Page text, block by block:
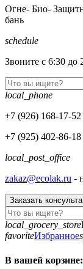
Огне- Био-
бань
schedule
Звоните с 6:30 до
local_phone
+7 (926) 168-17-52
+7 (925) 402-86-18
local_post_office
zakaz@ecolak.ru -
Заказать
local_grocery_store
favoriteИзбранное
В вашей корзине: